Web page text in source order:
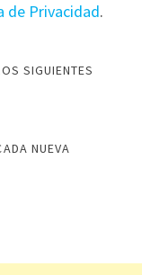
de Privacidad.
SIGUIENTES
NUEVA